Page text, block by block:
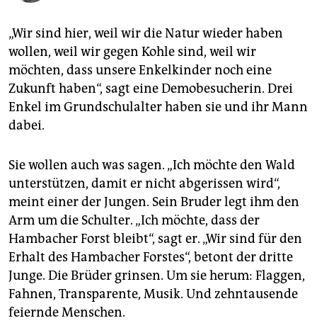
fragen & hilfe
unterstützen
abo
genossenschaft
epaper login
„Wir sind hier, weil wir die Natur wieder haben
wollen, weil wir gegen Kohle sind, weil wir
möchten, dass unsere Enkelkinder noch eine
Zukunft haben“, sagt eine Demobesucherin. Drei
Enkel im Grundschulalter haben sie und ihr Mann
dabei.
Sie wollen auch was sagen. „Ich möchte den Wald
unterstützen, damit er nicht abgerissen wird“,
meint einer der Jungen. Sein Bruder legt ihm den
Arm um die Schulter. „Ich möchte, dass der
Hambacher Forst bleibt“, sagt er. „Wir sind für den
Erhalt des Hambacher Forstes“, betont der dritte
Junge. Die Brüder grinsen. Um sie herum: Flaggen,
Fahnen, Transparente, Musik. Und zehntausende
feiernde Menschen.